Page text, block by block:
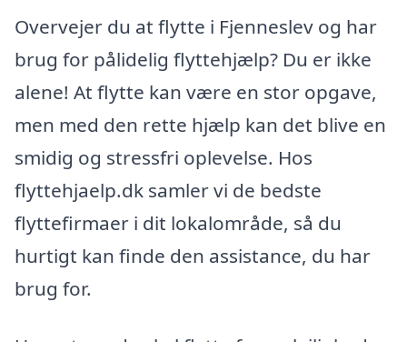
Overvejer du at flytte i Fjenneslev og har
brug for pålidelig flyttehjælp? Du er ikke
alene! At flytte kan være en stor opgave,
men med den rette hjælp kan det blive en
smidig og stressfri oplevelse. Hos
flyttehjaelp.dk samler vi de bedste
flyttefirmaer i dit lokalområde, så du
hurtigt kan finde den assistance, du har
brug for.